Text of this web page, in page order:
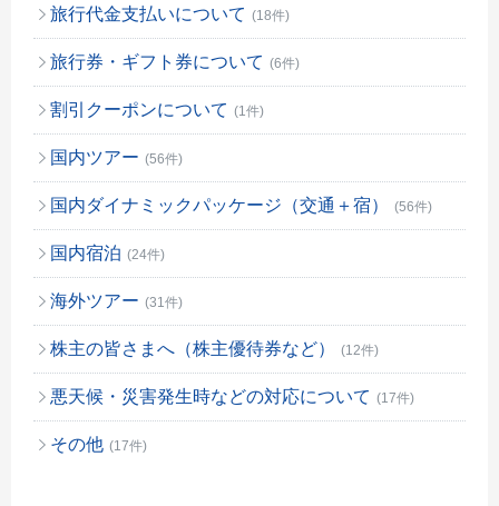
旅行代金支払いについて (18件)
旅行券・ギフト券について (6件)
割引クーポンについて (1件)
国内ツアー (56件)
国内ダイナミックパッケージ（交通＋宿） (56件)
国内宿泊 (24件)
海外ツアー (31件)
株主の皆さまへ（株主優待券など） (12件)
悪天候・災害発生時などの対応について (17件)
その他 (17件)